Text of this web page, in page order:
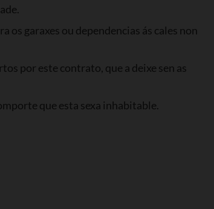
garaxes ou dependencias ás cales non
por este contrato, que a deixe sen as
que esta sexa inhabitable.